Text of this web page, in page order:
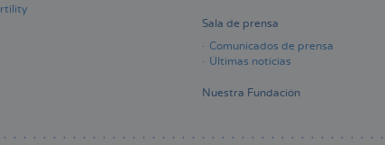
Sala de prensa
Comunicados de prensa
Últimas noticias
Nuestra Fundación